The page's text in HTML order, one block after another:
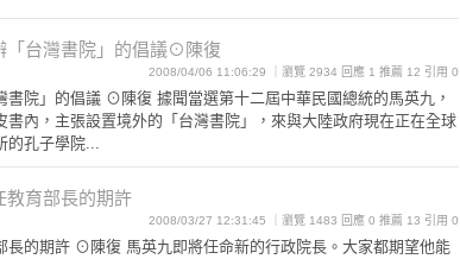
「台灣書院」的倡議⊙陳復
2008/04/06 11:06:29 ｜瀏覽 2934 回應 1 推薦 12 引用 0
書院」的倡議 ⊙陳復 據聞當選第十二屆中華民國總統的馬英九，
書內，主張設置境外的「台灣書院」，來與大陸政府現在正在全球
的孔子學院...
教育部長的期許
2008/03/27 12:31:45 ｜瀏覽 1483 回應 0 推薦 13 引用 0
長的期許 ⊙陳復 馬英九即將任命新的行政院長。大家都期望他能